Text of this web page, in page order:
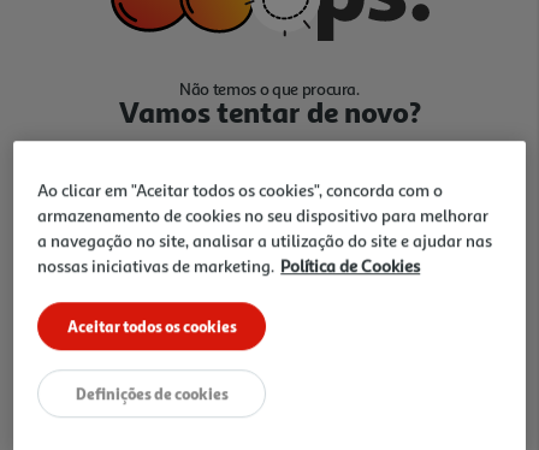
Não temos o que procura.
Vamos tentar de novo?
Ir para Homepage
Folhetos
Ao clicar em "Aceitar todos os cookies", concorda com o
armazenamento de cookies no seu dispositivo para melhorar
a navegação no site, analisar a utilização do site e ajudar nas
nossas iniciativas de marketing. Política de Cookies
Aceitar todos os cookies
Definições de cookies